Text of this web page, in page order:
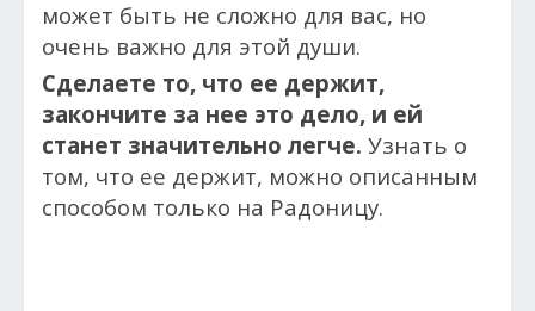
может быть не сложно для вас, но
очень важно для этой души.
Сделаете то, что ее держит,
закончите за нее это дело, и ей
станет значительно легче. Узнать о
том, что ее держит, можно описанным
способом только на Радоницу.